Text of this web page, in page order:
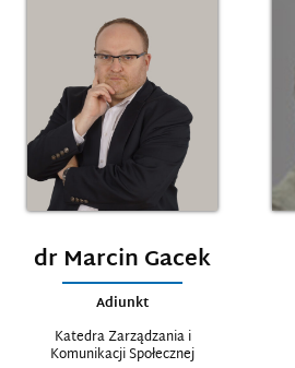
dr Marcin Gacek
Adiunkt
Katedra Zarządzania i
Komunikacji Społecznej